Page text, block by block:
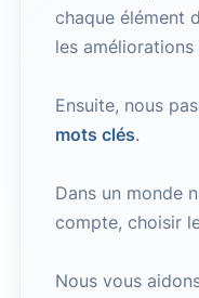
chaque élément
les améliorations
Ensuite, nous
mots clés.
Dans un monde
compte, choisir
Nous vous